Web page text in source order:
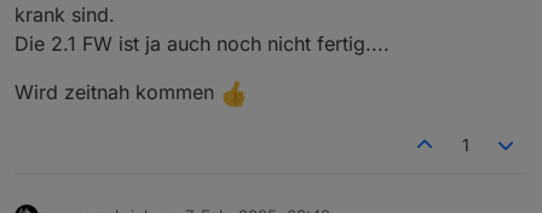
krank sind.
Die 2.1 FW ist ja auch noch nicht fertig....
Wird zeitnah kommen
1